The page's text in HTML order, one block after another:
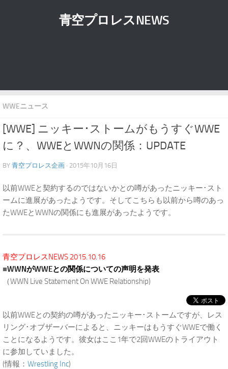
青空プロレスNEWS
WWEニュース
[WWE] ニッキー･ストームがもうすぐWWE
に？、WWEとWWNの関係：UPDATE
BY 青空プロレス企画 · 2015年10月16日
以前WWEと契約するのではないかとの噂があったニッキー･スト
ームに進展があったようです。そしてこちらも以前から噂のあっ
たWWEとWWNの関係にも進展があったようです。
青空プロレスNEWS 2015.10.16
■WWNがWWEとの関係についての声明を発表
（WWN Live Statement On WWE Relationship)
以前WWEとの契約の噂があったニッキー･ストームですが、レス
リング･オブザーバーによると、ニッキーはもうすぐWWEで働く
ことになるようです。彼女はここ1年で2回WWEのトライアウト
に参加していました。
(情報： Wrestling Inc)